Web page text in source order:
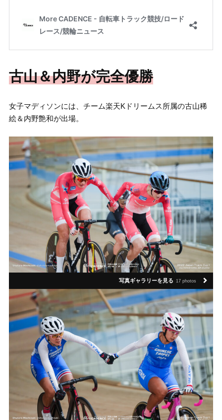
古山＆内野が完全優勝
女子マディソンには、チーム楽天Kドリームス所属の古山稀
絵＆内野艶和が出場。
写真ギャラリーを見る 17 photos